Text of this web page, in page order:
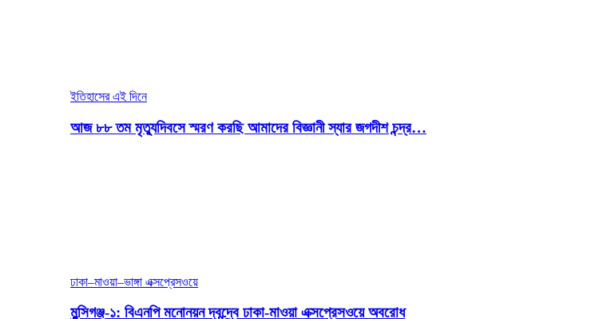
ইতিহাসের এই দিনে
আজ ৮৮ তম মৃত্যুদিবসে স্মরণ করছি আমাদের বিজ্ঞানী স্যার জগদীশ চন্দ্র…
ঢাকা–মাওয়া–ভাঙ্গা এক্সপ্রেসওয়ে
মুন্সিগঞ্জ-১: বিএনপি মনোনয়ন দ্বন্দ্বে ঢাকা-মাওয়া এক্সপ্রেসওয়ে অবরোধ